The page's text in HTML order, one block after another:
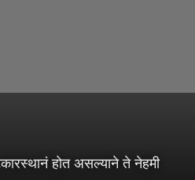
होत असल्याने ते नेहमी